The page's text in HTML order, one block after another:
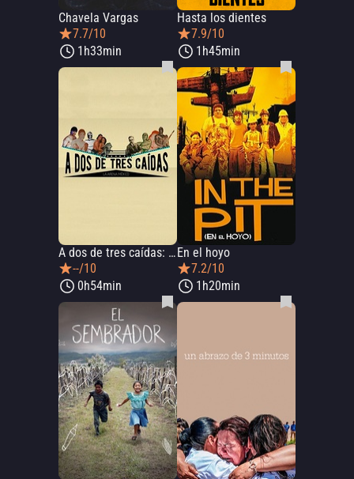
Chavela Vargas
7.7/10
1h33min
Hasta los dientes
7.9/10
1h45min
A dos de tres caídas: la Arena México
--/10
0h54min
En el hoyo
7.2/10
1h20min